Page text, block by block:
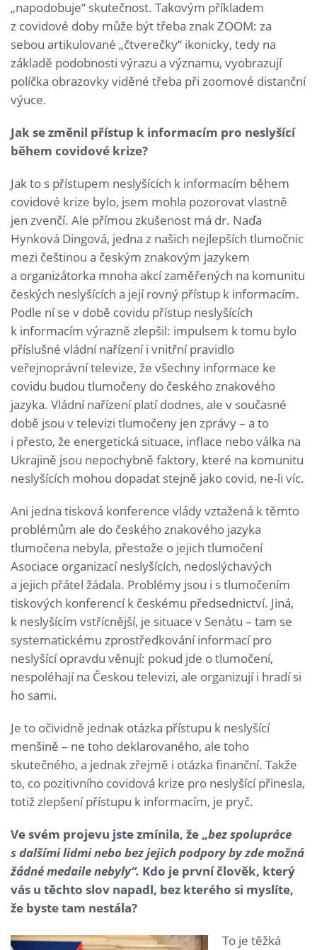
„napodobuje“ skutečnost. Takovým příkladem
z covidové doby může být třeba znak ZOOM: za
sebou artikulované „čtverečky“ ikonicky, tedy na
základě podobnosti výrazu a významu, vyobrazují
políčka obrazovky viděné třeba při zoomové distanční
výuce.
Jak se změnil přístup k informacím pro neslyšící
během covidové krize?
Jak to s přístupem neslyšících k informacím během
covidové krize bylo, jsem mohla pozorovat vlastně
jen zvenčí. Ale přímou zkušenost má dr. Naďa
Hynková Dingová, jedna z našich nejlepších tlumočnic
mezi češtinou a českým znakovým jazykem
a organizátorka mnoha akcí zaměřených na komunitu
českých neslyšících a její rovný přístup k informacím.
Podle ní se v době covidu přístup neslyšících
k informacím výrazně zlepšil: impulsem k tomu bylo
příslušné vládní nařízení i vnitřní pravidlo
veřejnoprávní televize, že všechny informace ke
covidu budou tlumočeny do českého znakového
jazyka. Vládní nařízení platí dodnes, ale v současné
době jsou v televizi tlumočeny jen zprávy – a to
i přesto, že energetická situace, inflace nebo válka na
Ukrajině jsou nepochybně faktory, které na komunitu
neslyšících mohou dopadat stejně jako covid, ne-li víc.
Ani jedna tisková konference vlády vztažená k těmto
problémům ale do českého znakového jazyka
tlumočena nebyla, přestože o jejich tlumočení
Asociace organizací neslyšících, nedoslýchavých
a jejich přátel žádala. Problémy jsou i s tlumočením
tiskových konferencí k českému předsednictví. Jiná,
k neslyšícím vstřícnější, je situace v Senátu – tam se
systematickému zprostředkování informací pro
neslyšící opravdu věnují: pokud jde o tlumočení,
nespoléhají na Českou televizi, ale organizují i hradí si
ho sami.
Je to očividně jednak otázka přístupu k neslyšící
menšině – ne toho deklarovaného, ale toho
skutečného, a jednak zřejmě i otázka finanční. Takže
to, co pozitivního covidová krize pro neslyšící přinesla,
totiž zlepšení přístupu k informacím, je pryč.
Ve svém projevu jste zmínila, že „bez spolupráce
s dalšími lidmi nebo bez jejich podpory by zde možná
žádné medaile nebyly“. Kdo je první člověk, který
vás u těchto slov napadl, bez kterého si myslíte,
že byste tam nestála?
To je těžká